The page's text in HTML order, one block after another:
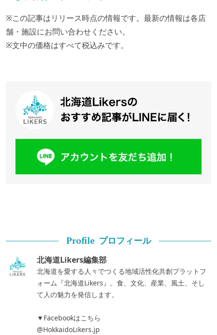
※この記事はリリース時点の情報です。最新の情報は各店
舗・施設にお問い合わせください。
※文中の価格はすべて税込みです。
Profile プロフィール
北海道Likers編集部
北海道を愛する人々でつくる地域活性化共創プラットフ
ォーム『北海道Likers』。食、文化、産業、風土、そし
て人の魅力を発信します。
▼Facebookはこちら
@HokkaidoLikers.jp